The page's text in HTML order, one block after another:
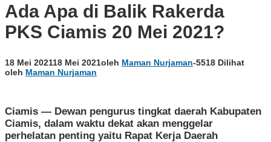
Ada Apa di Balik Rakerda
PKS Ciamis 20 Mei 2021?
18 Mei 202118 Mei 2021oleh Maman Nurjaman-5518 Dilihat
oleh Maman Nurjaman
Ciamis — Dewan pengurus tingkat daerah Kabupaten
Ciamis, dalam waktu dekat akan menggelar
perhelatan penting yaitu Rapat Kerja Daerah